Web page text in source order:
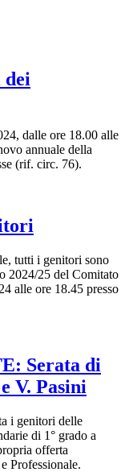
dei
dalle ore 18.00 alle
annuale della
(rif. circ. 76).
tutti i genitori sono
2024/25 del Comitato
alle ore 18.45 presso
Serata di
V. Pasini
i genitori delle
di 1° grado a
offerta
Professionale.